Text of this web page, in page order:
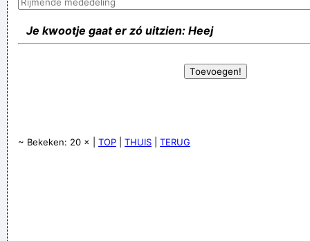
Je kwootje gaat er zó uitzien: Heej
~ Bekeken: 20 × | TOP THUIS TERUG